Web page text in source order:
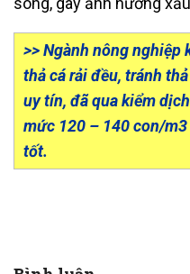
>>Ngành nông nghiệp
thả cá rải đều, tránh
uy tín, đã qua kiểm
mức 120 – 140 con/
tốt.